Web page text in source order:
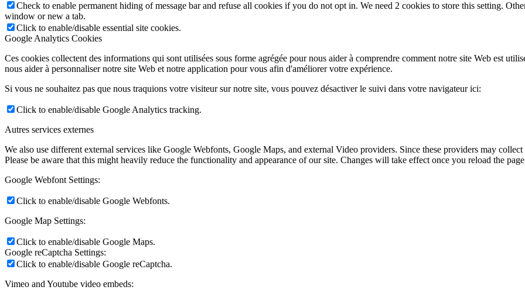
Check to enable permanent hiding of message bar and refuse all cookies if you do not opt in. We need 2 cookies to store this setting.
window or new a tab.
Click to enable/disable essential site cookies.
Google Analytics Cookies
Ces cookies collectent des informations qui sont utilisées sous forme agrégée pour nous aider à comprendre comment notre site Web est
nous aider à personnaliser notre site Web et notre application pour vous afin d'améliorer votre expérience.
Si vous ne souhaitez pas que nous traquions votre visiteur sur notre site, vous pouvez désactiver le suivi dans votre navigateur ici:
Click to enable/disable Google Analytics tracking.
Autres services externes
We also use different external services like Google Webfonts, Google Maps, and external Video providers. Since these providers may
Please be aware that this might heavily reduce the functionality and appearance of our site. Changes will take effect once you reload the
Google Webfont Settings:
Click to enable/disable Google Webfonts.
Google Map Settings:
Click to enable/disable Google Maps.
Google reCaptcha Settings:
Click to enable/disable Google reCaptcha.
Vimeo and Youtube video embeds: